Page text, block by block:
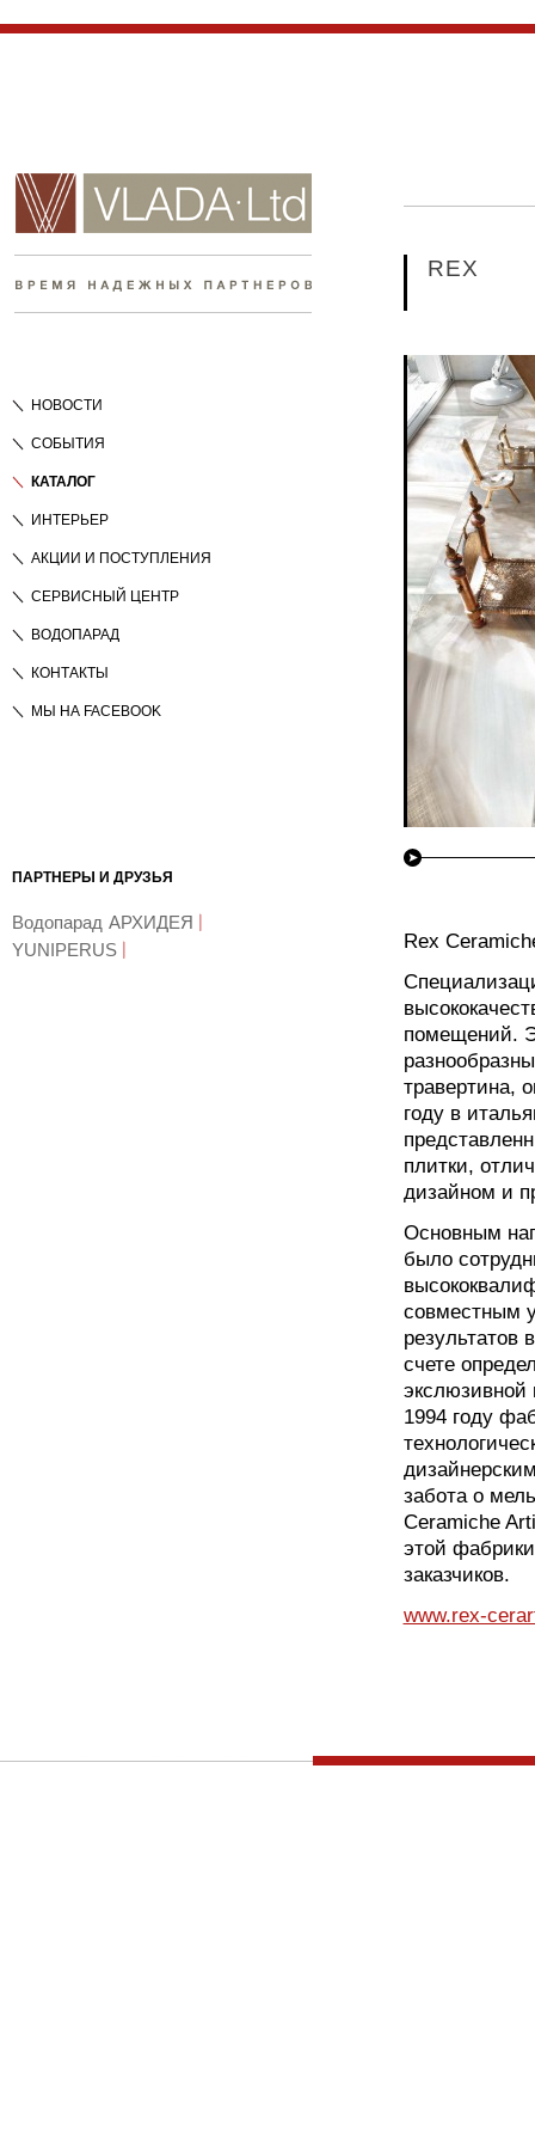
НОВОСТИ
СОБЫТИЯ
КАТАЛОГ
ИНТЕРЬЕР
АКЦИИ И ПОСТУПЛЕНИЯ
СЕРВИСНЫЙ ЦЕНТР
ВОДОПАРАД
КОНТАКТЫ
МЫ НА FACEBOOK
ПАРТНЕРЫ И ДРУЗЬЯ
Водопарад АРХИДЕЯ
YUNIPERUS
REX
Rex
помещений.
травертина,
году в
плитки,
дизайном и
Основным
было
совместным
результатов
счете
экслюзивной
1994 году
забота о
Ceramiche
этой
заказчиков.
www.rex-